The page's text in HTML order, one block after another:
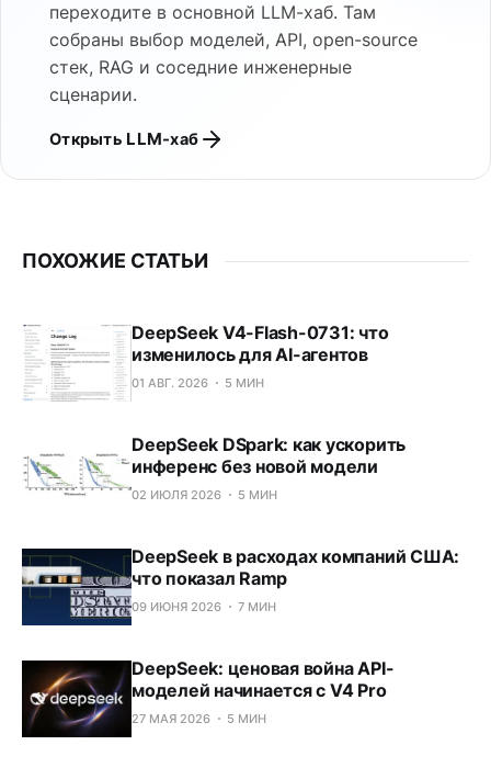
переходите в основной LLM-хаб. Там
собраны выбор моделей, API, open-source
стек, RAG и соседние инженерные
сценарии.
Открыть LLM-хаб
ПОХОЖИЕ СТАТЬИ
DeepSeek V4-Flash-0731: что
изменилось для AI-агентов
01 АВГ. 2026 5 МИН
DeepSeek DSpark: как ускорить
инференс без новой модели
02 ИЮЛЯ 2026 5 МИН
DeepSeek в расходах компаний США:
что показал Ramp
09 ИЮНЯ 2026 7 МИН
DeepSeek: ценовая война API-
моделей начинается с V4 Pro
27 МАЯ 2026 5 МИН